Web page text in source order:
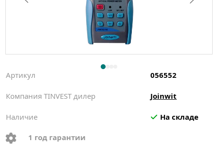
Артикул 056552
Компания TINVEST дилер Joinwit
Наличие На складе
1 год гарантии